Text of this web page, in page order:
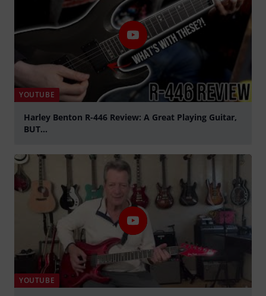
YOUTUBE
Harley Benton R-446 Review: A Great Playing Guitar,
BUT...
YOUTUBE